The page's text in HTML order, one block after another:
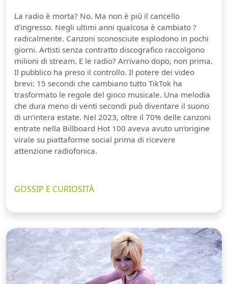
La radio è morta? No. Ma non è più il cancello
d'ingresso. Negli ultimi anni qualcosa è cambiato ?
radicalmente. Canzoni sconosciute esplodono in pochi
giorni. Artisti senza contratto discografico raccolgono
milioni di stream. E le radio? Arrivano dopo, non prima.
Il pubblico ha preso il controllo. Il potere dei video
brevi: 15 secondi che cambiano tutto TikTok ha
trasformato le regole del gioco musicale. Una melodia
che dura meno di venti secondi può diventare il suono
di un'intera estate. Nel 2023, oltre il 70% delle canzoni
entrate nella Billboard Hot 100 aveva avuto un'origine
virale su piattaforme social prima di ricevere
attenzione radiofonica.
GOSSIP E CURIOSITÀ